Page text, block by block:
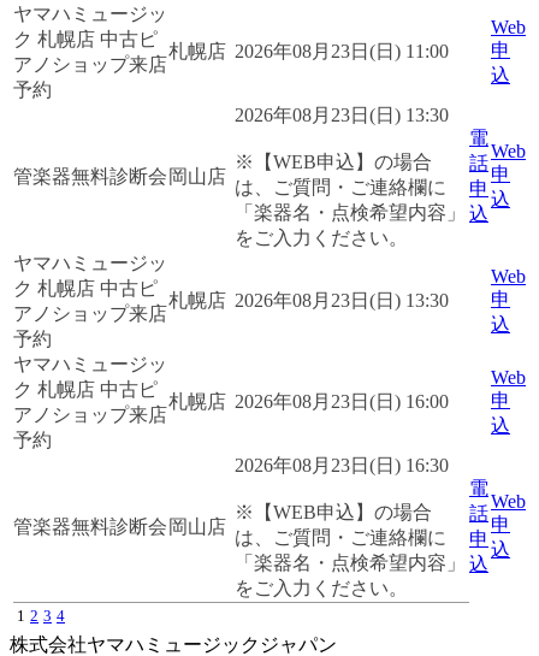
ヤマハミュージッ
ク 札幌店 中古ピ
アノショップ来店
予約
札幌店 2026年08月23日(日) 11:00
Web
申
込
管楽器無料診断会 岡山店
2026年08月23日(日) 13:30
※【WEB申込】の場合
は、ご質問・ご連絡欄に
「楽器名・点検希望内容」
をご入力ください。
電
話
申
込
Web
申
込
ヤマハミュージッ
ク 札幌店 中古ピ
アノショップ来店
予約
札幌店 2026年08月23日(日) 13:30
Web
申
込
ヤマハミュージッ
ク 札幌店 中古ピ
アノショップ来店
予約
札幌店 2026年08月23日(日) 16:00
Web
申
込
管楽器無料診断会 岡山店
2026年08月23日(日) 16:30
※【WEB申込】の場合
は、ご質問・ご連絡欄に
「楽器名・点検希望内容」
をご入力ください。
電
話
申
込
Web
申
込
1 2 3 4
株式会社ヤマハミュージックジャパン